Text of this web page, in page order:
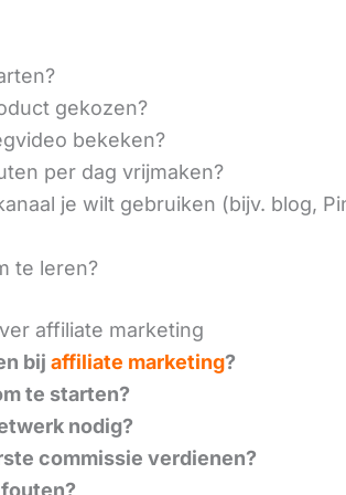
gekozen?
bekeken?
per dag vrijmaken?
je wilt gebruiken (bijv. blog,
te leren?
affiliate marketing
bijaffiliate marketing?
te starten?
nodig?
commissie verdienen?